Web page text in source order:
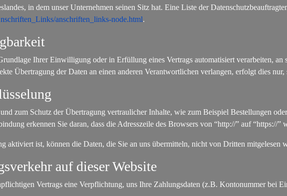
in dem unser Unternehmen seinen Sitz hat. Eine Liste der
anschriften_links-node.html.
Ihrer Einwilligung oder in Erfüllung eines Vertrags automatisiert verarbeiten,
Übertragung der Daten an einen anderen Verantwortlichen verlangen, erfolgt dies
zum Schutz der Übertragung vertraulicher Inhalte, wie zum Beispiel Bestellungen
erkennen Sie daran, dass die Adresszeile des Browsers von “http://” auf “https://
aktiviert ist, können die Daten, die Sie an uns übermitteln, nicht von Dritten mitgelesen
auf dieser Website
Vertrags eine Verpflichtung, uns Ihre Zahlungsdaten (z.B. Kontonummer bei